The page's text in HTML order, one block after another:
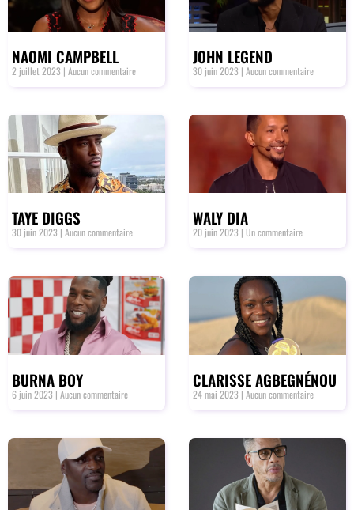
NAOMI CAMPBELL
2 juillet 2023 Aucun commentaire
JOHN LEGEND
30 juin 2023 Aucun commentaire
TAYE DIGGS
30 juin 2023 Aucun commentaire
WALY DIA
20 juin 2023 Un commentaire
BURNA BOY
6 juin 2023 Aucun commentaire
CLARISSE AGBEGNÉNOU
24 mai 2023 Aucun commentaire